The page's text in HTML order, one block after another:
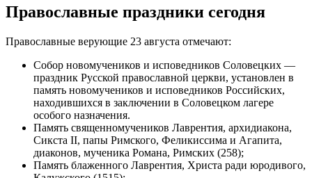
Православные праздники сегодня
Православные верующие 23 августа отмечают:
Собор новомучеников и исповедников Соловецких —
праздник Русской православной церкви, установлен в
память новомучеников и исповедников Российских,
находившихся в заключении в Соловецком лагере
особого назначения.
Память священномучеников Лаврентия, архидиакона,
Сикста II, папы Римского, Феликиссима и Агапита,
диаконов, мученика Романа, Римских (258);
Память блаженного Лаврентия, Христа ради юродивого,